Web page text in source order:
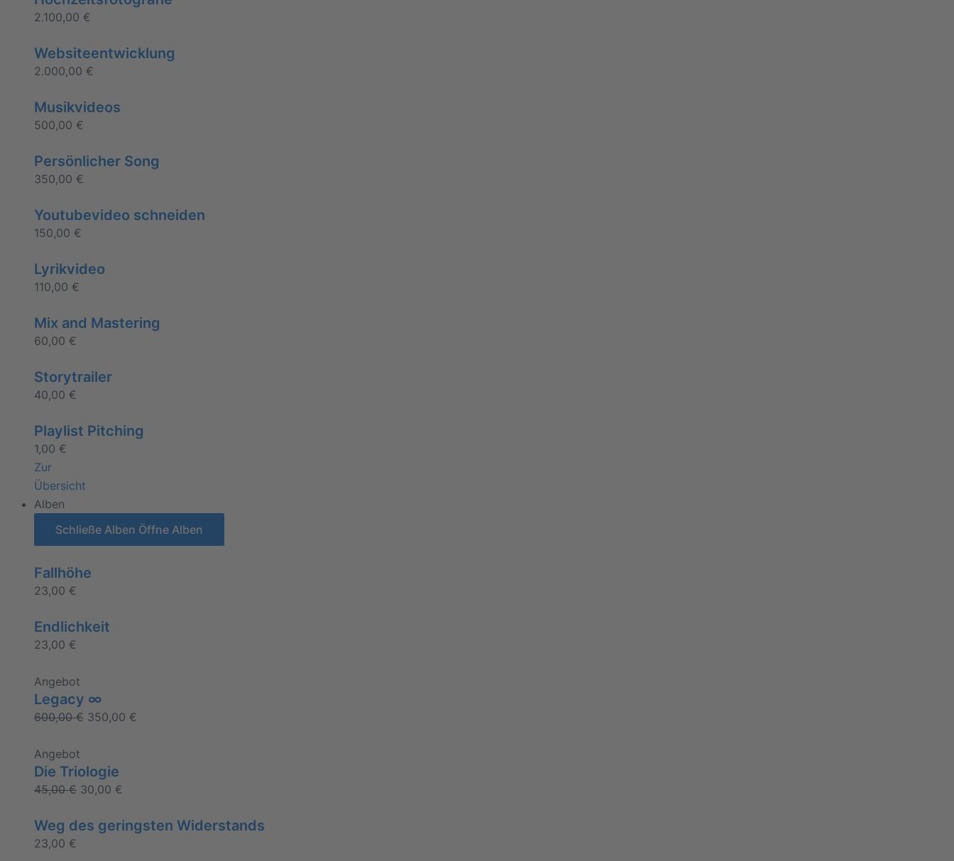
2.100,00 €
Websiteentwicklung
2.000,00 €
Musikvideos
500,00 €
Persönlicher Song
350,00 €
Youtubevideo schneiden
150,00 €
Lyrikvideo
110,00 €
Mix and Mastering
60,00 €
Storytrailer
40,00 €
Playlist Pitching
1,00 €
Zur
Übersicht
Alben
Schließe Alben Öffne Alben
Fallhöhe
23,00 €
Endlichkeit
23,00 €
Angebot
Legacy ∞
600,00€ 350,00 €
Angebot
Die Triologie
45,00€ 30,00 €
Weg des geringsten Widerstands
23,00 €